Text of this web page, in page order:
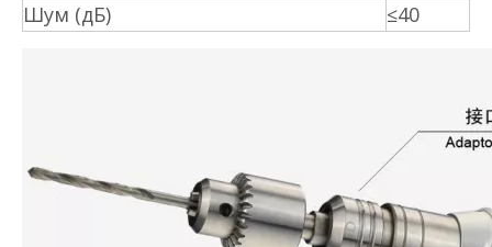
Шум (дБ)
≤40